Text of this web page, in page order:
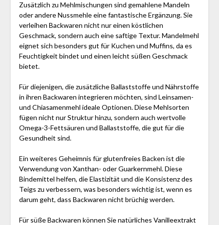
Zusätzlich zu Mehlmischungen sind gemahlene Mandeln
oder andere Nussmehle eine fantastische Ergänzung. Sie
verleihen Backwaren nicht nur einen köstlichen
Geschmack, sondern auch eine saftige Textur. Mandelmehl
eignet sich besonders gut für Kuchen und Muffins, da es
Feuchtigkeit bindet und einen leicht süßen Geschmack
bietet.
Für diejenigen, die zusätzliche Ballaststoffe und Nährstoffe
in ihren Backwaren integrieren möchten, sind Leinsamen-
und Chiasamenmehl ideale Optionen. Diese Mehlsorten
fügen nicht nur Struktur hinzu, sondern auch wertvolle
Omega-3-Fettsäuren und Ballaststoffe, die gut für die
Gesundheit sind.
Ein weiteres Geheimnis für glutenfreies Backen ist die
Verwendung von Xanthan- oder Guarkernmehl. Diese
Bindemittel helfen, die Elastizität und die Konsistenz des
Teigs zu verbessern, was besonders wichtig ist, wenn es
darum geht, dass Backwaren nicht brüchig werden.
Für süße Backwaren können Sie natürliches Vanilleextrakt